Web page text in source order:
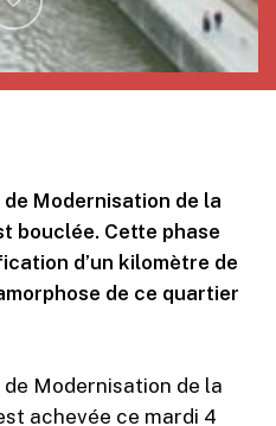
Modernisation de la
bouclée. Cette phase
d’un kilomètre de
de ce quartier
Modernisation de la
achevée ce mardi 4